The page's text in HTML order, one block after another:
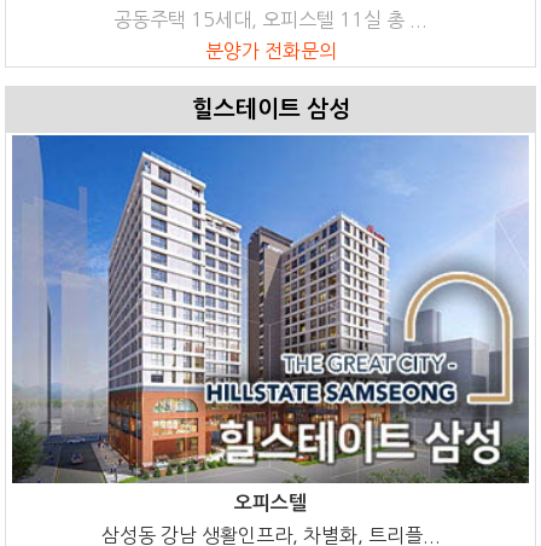
공동주택 15세대, 오피스텔 11실 총 ...
분양가 전화문의
힐스테이트 삼성
오피스텔
삼성동 강남 생활인프라, 차별화, 트리플...